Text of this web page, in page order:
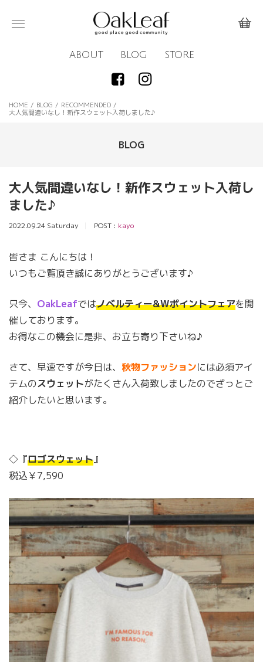
ABOUT BLOG STORE
HOME / BLOG / RECOMMENDED /
大人気間違いなし！新作スウェット入荷しました♪
BLOG
大人気間違いなし！新作スウェット入荷し
ました♪
2022.09.24 Saturday POST : kayo
皆さま こんにちは！
いつもご覧頂き誠にありがとうございます♪
只今、 OakLeafではノベルティー&Wポイントフェアを開
催しております。
お得なこの機会に是非、お立ち寄り下さいね♪
さて、早速ですが今日は、 秋物ファッションには必須アイ
テムのスウェットがたくさん入荷致しましたのでざっとご
紹介したいと思います。
◇『ロゴスウェット』
税込￥7,590